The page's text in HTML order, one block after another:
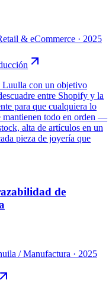
& eCommerce · 2025
Luulla con un objetivo
entre Shopify y la
para que cualquiera lo
mantienen todo en orden —
alta de artículos en un
pieza de joyería que
de
/Manufactura · 2025